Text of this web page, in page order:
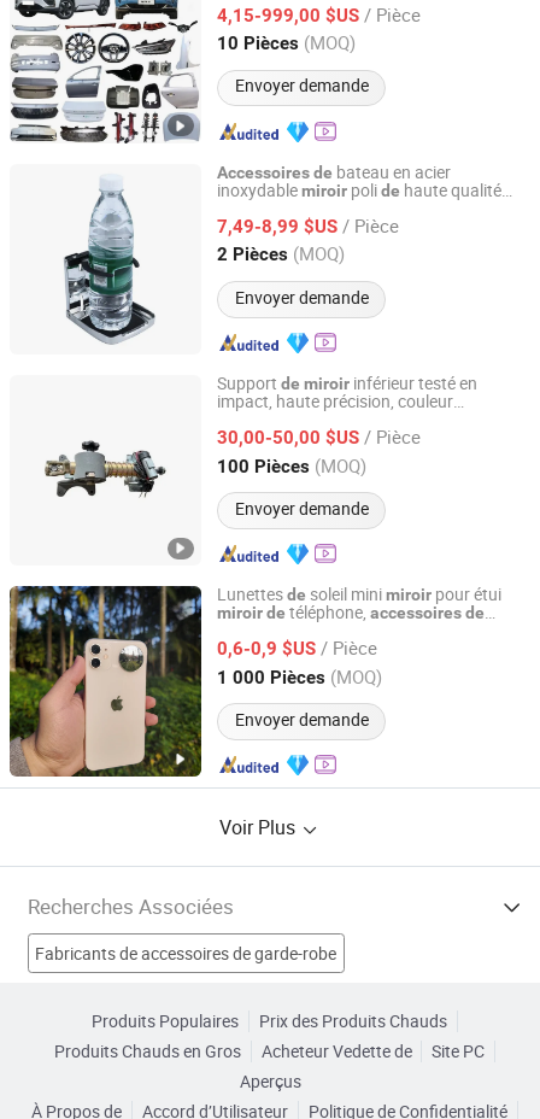
miroirlatéral Neta
4,15-999,00 $US / Pièce
10 Pièces (MOQ)
Envoyer demande
Shandong, China Depuis 2020
Accessoiresde bateau en acier
inoxydablemiroir polide haute qualité
7,49-8,99 $US / Pièce
2 Pièces (MOQ)
Envoyer demande
Shenxian Shenghui Stainless Co., Ltd.
Shandong, China Depuis 2023
Support de miroir inférieur testé en
impact, haute précision, couleur
cabinedecamion
30,00-50,00 $US / Pièce
100 Pièces (MOQ)
Envoyer demande
Liangshan Ruisheng Trailer Accessories Co., Ltd.
Shandong, China Depuis 2025
Lunettesde soleil minimiroir pour étui
miroirde téléphone, accessoiresde
0,6-0,9 $US / Pièce
1 000 Pièces (MOQ)
Envoyer demande
SZ Better Limited
Guangdong, China Depuis 2018
Voir Plus
Recherches Associées
Fabricants de accessoires de garde-robe
Fabricants de supports de miroir en céramique
Produits Populaires
Prix des Produits Chauds
Produits Chauds en Gros
Acheteur Vedette de
Site PC
Aperçus
À Propos de
Accord d’Utilisateur Politique de Confidentialité